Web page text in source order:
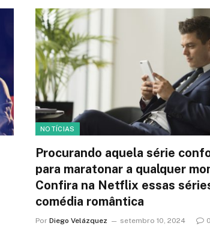
NOTÍCIAS
Procurando aquela série
para maratonar a qualquer
Confira na Netflix essas
comédia romântica
Por Diego Velázquez setembro 10, 2024 0